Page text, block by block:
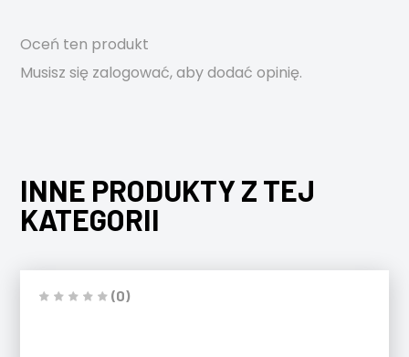
Oceń ten produkt
Musisz się zalogować, aby dodać opinię.
INNE PRODUKTY Z TEJ
KATEGORII
(0)